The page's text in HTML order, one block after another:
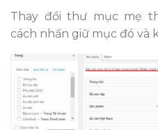
Thay đổi thư mục mẹ
cách nhấn giữ mục đó và